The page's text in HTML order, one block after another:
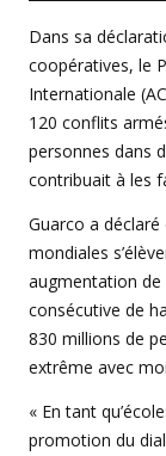
Dans sa
coopératives, le
Internationale
120 conflits
personnes dans
contribuait à les
Guarco a
mondiales
augmentation
consécutive de
830 millions de
extrême avec
« En tant
promotion du